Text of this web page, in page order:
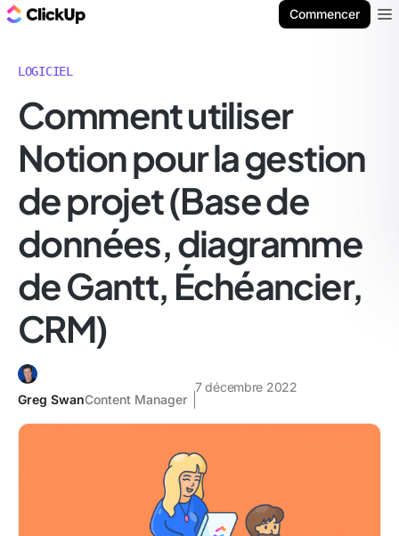
Commencer
LOGICIEL
Comment utiliser
Notion pour la gestion
de projet (Base de
données, diagramme
de Gantt, Échéancier,
CRM)
Greg SwanContent Manager
7 décembre 2022